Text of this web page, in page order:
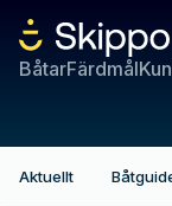
BåtarFärdmål
Aktuellt